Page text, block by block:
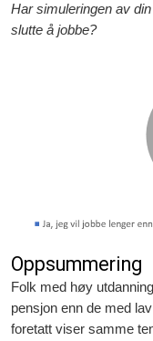
Har simuleringen av
slutte å jobbe?
Oppsummering
Folk med høy
pensjon enn de med
foretatt viser samme